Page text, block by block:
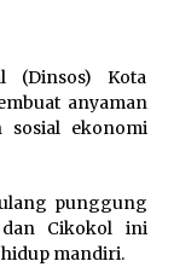
Lapas
(Dinsos) Kota
anyaman
sosial ekonomi
punggung
dan Cikokol ini
mandiri.